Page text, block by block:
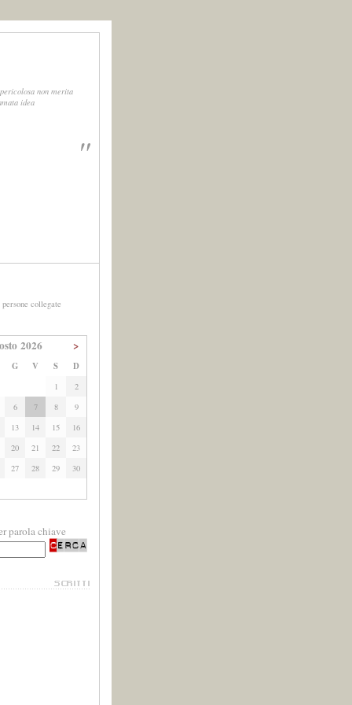
non merita
idea
"
persone collegate
2026 >
G V S D
1
2
6 7 8
9
13 14 15
16
20 21 22
23
27 28 29
30
parola chiave